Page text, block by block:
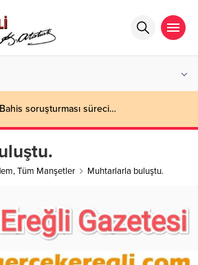
Bahis soruşturması süreci…
,Tüm Manşetler Muhtarlarla buluştu.